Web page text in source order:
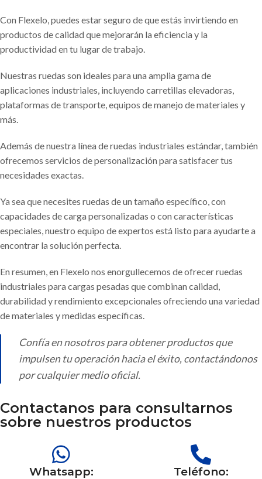
Con Flexelo, puedes estar seguro de que estás invirtiendo en
productos de calidad que mejorarán la eficiencia y la
productividad en tu lugar de trabajo.
Nuestras ruedas son ideales para una amplia gama de
aplicaciones industriales, incluyendo carretillas elevadoras,
plataformas de transporte, equipos de manejo de materiales y
más.
Además de nuestra línea de ruedas industriales estándar, también
ofrecemos servicios de personalización para satisfacer tus
necesidades exactas.
Ya sea que necesites ruedas de un tamaño específico, con
capacidades de carga personalizadas o con características
especiales, nuestro equipo de expertos está listo para ayudarte a
encontrar la solución perfecta.
En resumen, en Flexelo nos enorgullecemos de ofrecer ruedas
industriales para cargas pesadas que combinan calidad,
durabilidad y rendimiento excepcionales ofreciendo una variedad
de materiales y medidas específicas.
Confía en nosotros para obtener productos que
impulsen tu operación hacia el éxito, contactándonos
por cualquier medio oficial.
Contactanos para consultarnos
sobre nuestros productos
Whatsapp: Teléfono: